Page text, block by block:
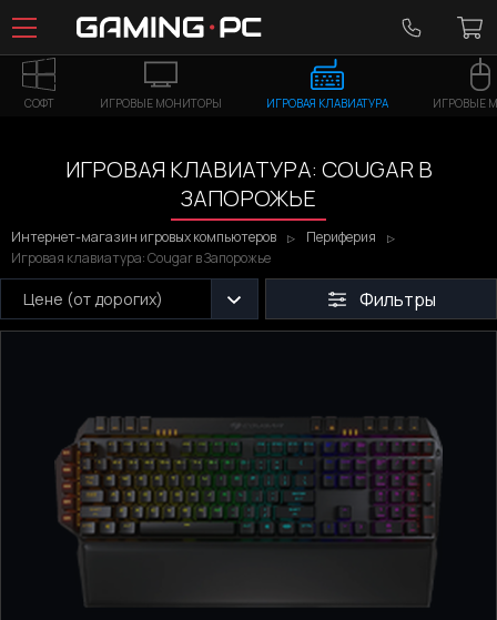
СОФТ ИГРОВЫЕ МОНИТОРЫ ИГРОВАЯ КЛАВИАТУРА ИГРОВЫЕ
ИГРОВАЯ КЛАВИАТУРА: COUGAR В
ЗАПОРОЖЬЕ
Интернет-магазин игровых компьютеров
Периферия
Игровая клавиатура: Cougar в Запорожье
Цене (от дорогих) Фильтры